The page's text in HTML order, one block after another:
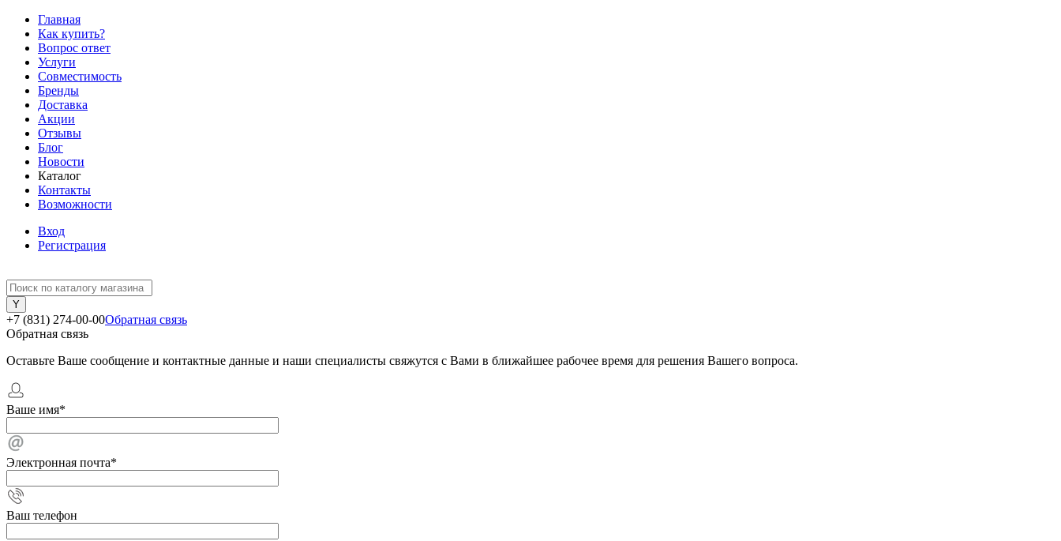
Главная
Как купить?
Вопрос ответ
Услуги
Совместимость
Бренды
Доставка
Акции
Отзывы
Блог
Новости
Каталог
Контакты
Возможности
Вход
Регистрация
+7 (831) 274-00-00Обратная связь
Обратная связь
Оставьте Ваше сообщение и контактные данные и наши специалисты свяжутся с Вами в ближайшее рабочее время для решения Вашего вопроса.
Ваше имя*
Электронная почта*
Ваш телефон